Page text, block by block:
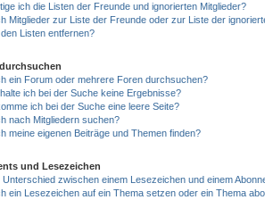
ich die Listen der Freunde und ignorierten Mitglieder?
Mitglieder zur Liste der Freunde oder zur Liste der
Listen entfernen?
ein Forum oder mehrere Foren durchsuchen?
ich bei der Suche keine Ergebnisse?
ich bei der Suche eine leere Seite?
nach Mitgliedern suchen?
meine eigenen Beiträge und Themen finden?
und Lesezeichen
Unterschied zwischen einem Lesezeichen und einem
ein Lesezeichen auf ein Thema setzen oder ein Thema